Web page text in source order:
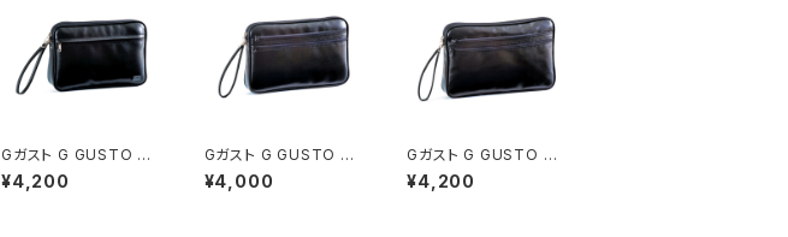
Gガスト G GUSTO ポ
ーチ セカンドバッグ メ
ンズ 25626-1H ブラッ
¥4,200
Gガスト G GUSTO ポ
ーチ セカンドバッグ メ
ンズ 25625-1H ブラッ
¥4,000
Gガスト G GUSTO ポ
ーチ セカンドバッグ メ
ンズ 25624-1H ブラッ
¥4,200